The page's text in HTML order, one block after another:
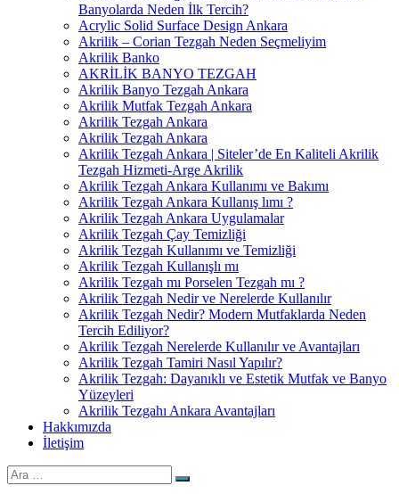
Banyolarda Neden İlk Tercih?
Acrylic Solid Surface Design Ankara
Akrilik – Corian Tezgah Neden Seçmeliyim
Akrilik Banko
AKRİLİK BANYO TEZGAH
Akrilik Banyo Tezgah Ankara
Akrilik Mutfak Tezgah Ankara
Akrilik Tezgah Ankara
Akrilik Tezgah Ankara
Akrilik Tezgah Ankara | Siteler’de En Kaliteli Akrilik
Tezgah Hizmeti-Arge Akrilik
Akrilik Tezgah Ankara Kullanımı ve Bakımı
Akrilik Tezgah Ankara Kullanış lımı ?
Akrilik Tezgah Ankara Uygulamalar
Akrilik Tezgah Çay Temizliği
Akrilik Tezgah Kullanımı ve Temizliği
Akrilik Tezgah Kullanışlı mı
Akrilik Tezgah mı Porselen Tezgah mı ?
Akrilik Tezgah Nedir ve Nerelerde Kullanılır
Akrilik Tezgah Nedir? Modern Mutfaklarda Neden
Tercih Ediliyor?
Akrilik Tezgah Nerelerde Kullanılır ve Avantajları
Akrilik Tezgah Tamiri Nasıl Yapılır?
Akrilik Tezgah: Dayanıklı ve Estetik Mutfak ve Banyo
Yüzeyleri
Akrilik Tezgahı Ankara Avantajları
Hakkımızda
İletişim
Ara:
Ara